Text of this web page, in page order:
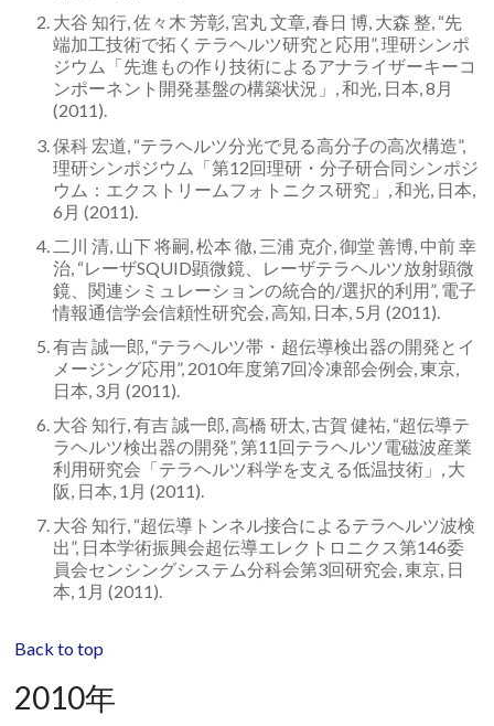
大谷 知行, 佐々木 芳彰, 宮丸 文章, 春日 博, 大森 整, “先
端加工技術で拓くテラヘルツ研究と応用”, 理研シンポ
ジウム「先進もの作り技術によるアナライザーキーコ
ンポーネント開発基盤の構築状況」, 和光, 日本, 8月
(2011).
保科 宏道, “テラヘルツ分光で見る高分子の高次構造”,
理研シンポジウム「第12回理研・分子研合同シンポジ
ウム：エクストリームフォトニクス研究」, 和光, 日本,
6月 (2011).
二川 清, 山下 将嗣, 松本 徹, 三浦 克介, 御堂 善博, 中前 幸
治, “レーザSQUID顕微鏡、レーザテラヘルツ放射顕微
鏡、関連シミュレーションの統合的/選択的利用”, 電子
情報通信学会信頼性研究会, 高知, 日本, 5月 (2011).
有吉 誠一郎, “テラヘルツ帯・超伝導検出器の開発とイ
メージング応用”, 2010年度第7回冷凍部会例会, 東京,
日本, 3月 (2011).
大谷 知行, 有吉 誠一郎, 高橋 研太, 古賀 健祐, “超伝導テ
ラヘルツ検出器の開発”, 第11回テラヘルツ電磁波産業
利用研究会「テラヘルツ科学を支える低温技術」, 大
阪, 日本, 1月 (2011).
大谷 知行, “超伝導トンネル接合によるテラヘルツ波検
出”, 日本学術振興会超伝導エレクトロニクス第146委
員会センシングシステム分科会第3回研究会, 東京, 日
本, 1月 (2011).
Back to top
2010年